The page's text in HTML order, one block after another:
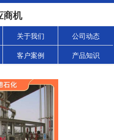
商机
关于我们 公司动态
客户案例 产品知识